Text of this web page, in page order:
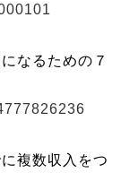
なるための７
複数収入をつ